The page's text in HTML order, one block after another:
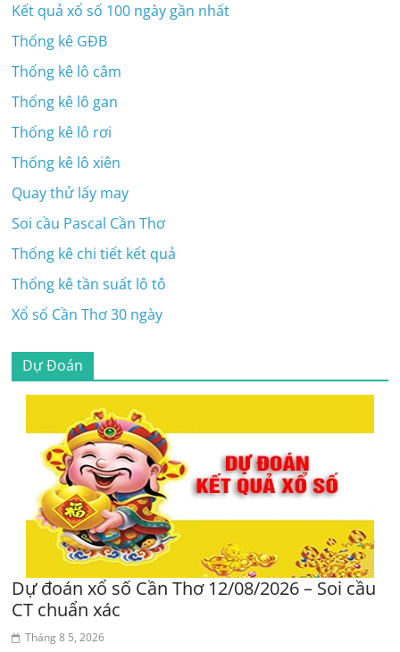
Kết quả xổ số 100 ngày gần nhất
Thống kê GĐB
Thống kê lô câm
Thống kê lô gan
Thống kê lô rơi
Thống kê lô xiên
Quay thử lấy may
Soi cầu Pascal Cần Thơ
Thống kê chi tiết kết quả
Thống kê tần suất lô tô
Xổ số Cần Thơ 30 ngày
Dự Đoán
Dự đoán xổ số Cần Thơ 12/08/2026 – Soi cầu
CT chuẩn xác
Tháng 8 5, 2026